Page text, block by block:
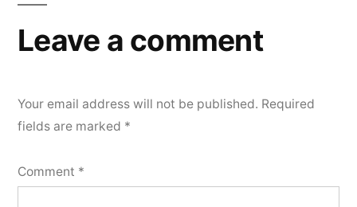
Leave a comment
Your email address will not be published. Required
fields are marked *
Comment *